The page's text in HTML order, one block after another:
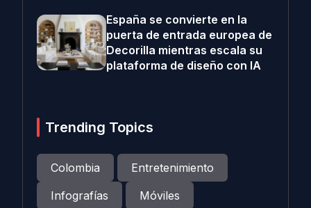
España se convierte en la
puerta de entrada europea de
Decorilla mientras escala su
plataforma de diseño con IA
Trending Topics
Colombia
Entretenimiento
Infografías
Móviles